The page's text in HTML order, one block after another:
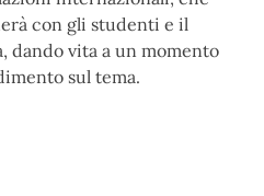
con gli studenti e il
dando vita a un momento
sul tema.